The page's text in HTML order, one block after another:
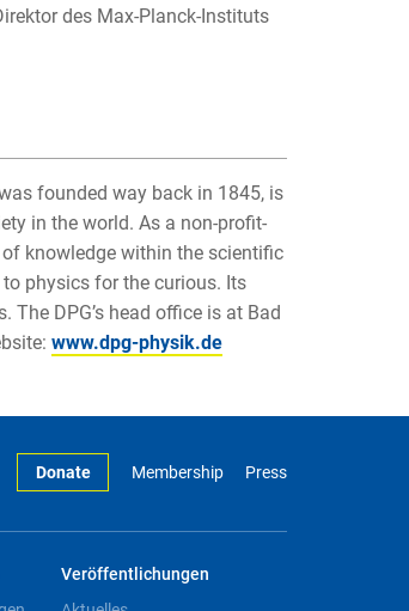
des Max-Planck-Instituts
founded way back in 1845, is
in the world. As a non-profit-
knowledge within the scientific
physics for the curious. Its
DPG’s head office is at Bad
www.dpg-physik.de
Donate Membership Press
Veröffentlichungen